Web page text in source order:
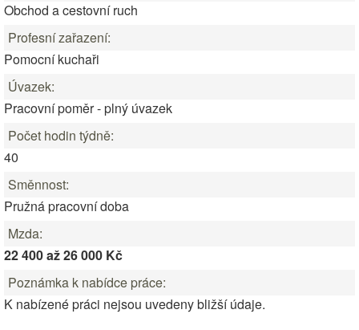
Obchod a cestovní ruch
Profesní zařazení:
Pomocní kuchaři
Úvazek:
Pracovní poměr - plný úvazek
Počet hodin týdně:
40
Směnnost:
Pružná pracovní doba
Mzda:
22 400 až 26 000 Kč
Poznámka k nabídce práce:
K nabízené práci nejsou uvedeny bližší údaje.